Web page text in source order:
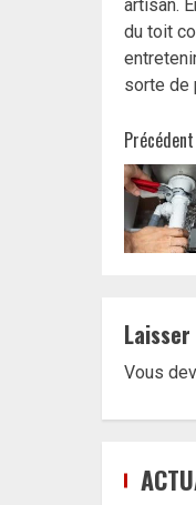
artisan.
du toit
sorte de
Précédent
Vous